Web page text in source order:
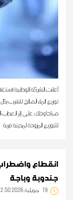
أعلنت الشركة الوطنية
توزيع الماء الصالح للشرب
للتوزيع المزودة لمدينة قربة
انقطاع
جندوبة وباجة
19 12:50 2026 جويلية